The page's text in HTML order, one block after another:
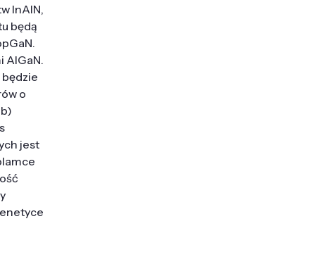
InAlN,
będą
AlGaN.
o
jest